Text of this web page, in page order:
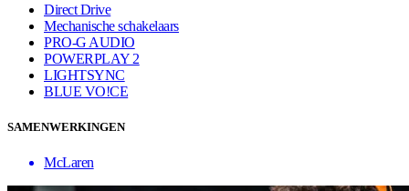
Direct Drive
Mechanische schakelaars
PRO-G AUDIO
POWERPLAY 2
LIGHTSYNC
BLUE VO!CE
SAMENWERKINGEN
McLaren